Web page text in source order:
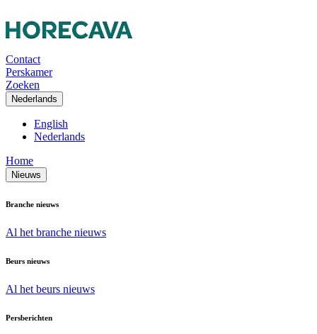
Contact
Perskamer
Zoeken
Nederlands
English
Nederlands
Home
Nieuws
Branche nieuws
Al het branche nieuws
Beurs nieuws
Al het beurs nieuws
Persberichten